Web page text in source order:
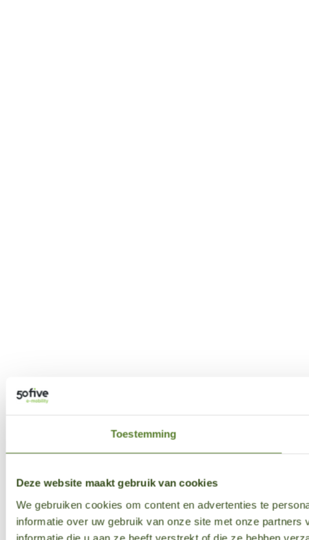
Toestemming
Deze website maakt gebruik van cookies
We gebruiken cookies om content en advertenties te
informatie over uw gebruik van onze site met onze
informatie die u aan ze heeft verstrekt of die ze hebben